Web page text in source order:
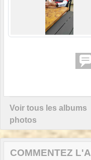
Voir tous les albums
photos
COMMENTEZ